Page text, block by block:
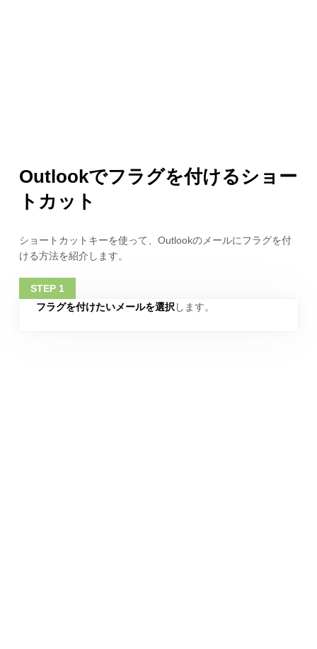
Outlookでフラグを付けるショー
トカット
ショートカットキーを使って、Outlookのメールにフラグを付
ける方法を紹介します。
フラグを付けたいメールを選択 します。